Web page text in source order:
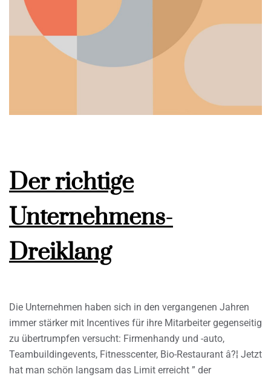
Der richtige
Unternehmens-
Dreiklang
Die Unternehmen haben sich in den vergangenen Jahren
immer stärker mit Incentives für ihre Mitarbeiter gegenseitig
zu übertrumpfen versucht: Firmenhandy und -auto,
Teambuildingevents, Fitnesscenter, Bio-Restaurant â?¦ Jetzt
hat man schön langsam das Limit erreicht ” der